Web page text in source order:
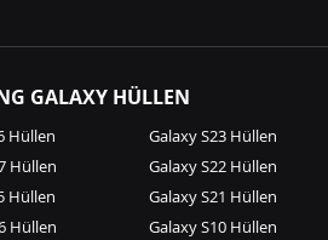
GALAXY HÜLLEN
Hüllen
Hüllen
Hüllen
Hüllen
Galaxy S23 Hüllen
Galaxy S22 Hüllen
Galaxy S21 Hüllen
Galaxy S10 Hüllen